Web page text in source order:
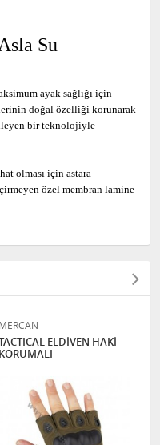
Su
ayak sağlığı için
doğal özelliği korunarak
bir teknolojiyle
olması için astara
özel membran lamine
MERCAN
ELDİVEN HAKİ
KORUMALI